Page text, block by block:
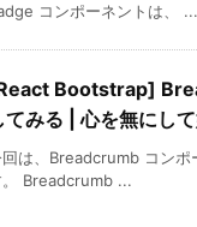
コンポーネントは、 ...
Bootstrap]
てみる | 心を無にし
は、Breadcrumb コンポ
。 Breadcrumb ...